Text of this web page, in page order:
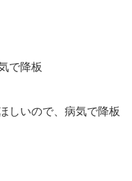
で降板
しいので、病気で降板